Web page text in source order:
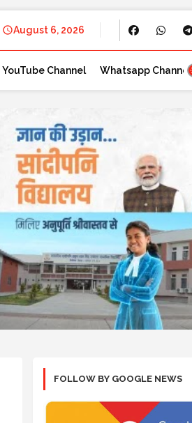
August 6, 2026
YouTube Channel Whatsapp Channel
FOLLOW BY GOOGLE NEWS